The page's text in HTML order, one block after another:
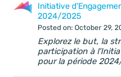
Initiative
2024/2025
Posted on: October 29,
Explorez le but, la
participation à
pour la période